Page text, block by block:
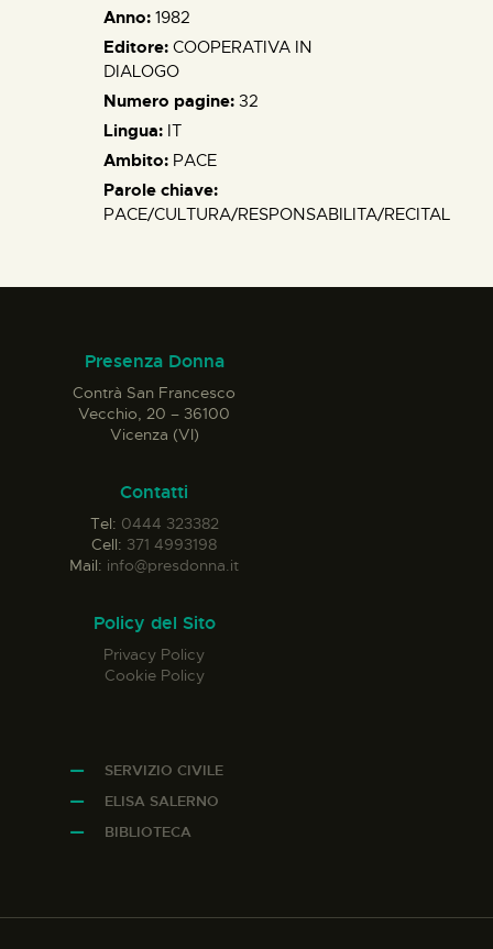
Anno: 1982
Editore: COOPERATIVA IN
DIALOGO
Numero pagine: 32
Lingua: IT
Ambito: PACE
Parole chiave:
PACE/CULTURA/RESPONSABILITA/RECITAL
Presenza Donna
Contrà San Francesco
Vecchio, 20 – 36100
Vicenza (VI)
Contatti
Tel: 0444 323382
Cell: 371 4993198
Mail: info@presdonna.it
Policy del Sito
Privacy Policy
Cookie Policy
SERVIZIO CIVILE
ELISA SALERNO
BIBLIOTECA